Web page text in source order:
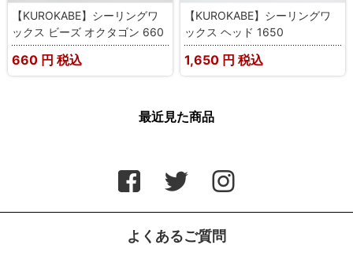
【KUROKABE】シーリングワ
ックス ビーズ オクタゴン 660
660 円 税込
【KUROKABE】シーリングワ
ックス ヘッド 1650
1,650 円 税込
最近見た商品
よくあるご質問